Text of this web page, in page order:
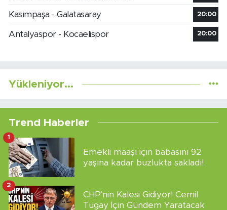
Kasımpaşa - Galatasaray 20:00
Antalyaspor - Kocaelispor 20:00
Yükleniyor...
Trend Haberler
Emekli maaşı için babasını 92
yaşına kadar buzlukta sakladı!
1
CHP'nin Kalesi Gidiyor! Cemil
Tugay İçin Gündem Yaratacak
2